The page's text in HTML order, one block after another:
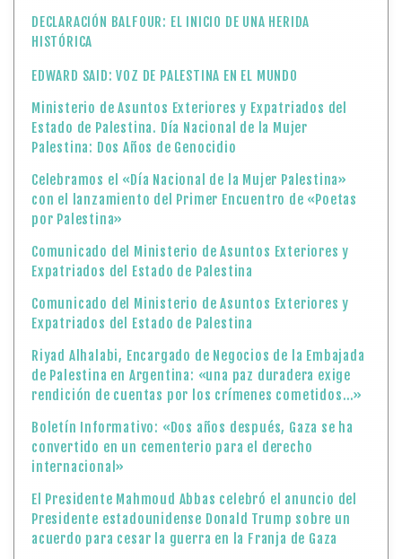
DECLARACIÓN BALFOUR: EL INICIO DE UNA HERIDA
HISTÓRICA
EDWARD SAID: VOZ DE PALESTINA EN EL MUNDO
Ministerio de Asuntos Exteriores y Expatriados del
Estado de Palestina. Día Nacional de la Mujer
Palestina: Dos Años de Genocidio
Celebramos el «Día Nacional de la Mujer Palestina»
con el lanzamiento del Primer Encuentro de «Poetas
por Palestina»
Comunicado del Ministerio de Asuntos Exteriores y
Expatriados del Estado de Palestina
Comunicado del Ministerio de Asuntos Exteriores y
Expatriados del Estado de Palestina
Riyad Alhalabi, Encargado de Negocios de la Embajada
de Palestina en Argentina: «una paz duradera exige
rendición de cuentas por los crímenes cometidos…»
Boletín Informativo: «Dos años después, Gaza se ha
convertido en un cementerio para el derecho
internacional»
El Presidente Mahmoud Abbas celebró el anuncio del
Presidente estadounidense Donald Trump sobre un
acuerdo para cesar la guerra en la Franja de Gaza